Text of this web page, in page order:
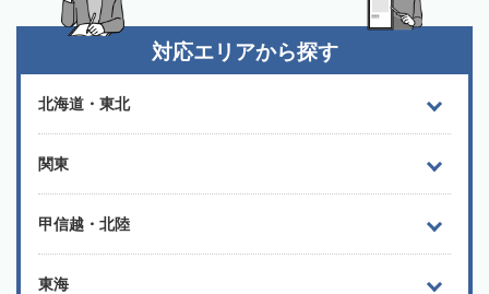
対応エリアから探す
北海道・東北
関東
甲信越・北陸
東海